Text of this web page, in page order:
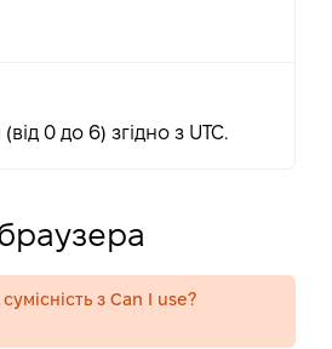
0 до 6) згідно з UTC.
з Can I use?